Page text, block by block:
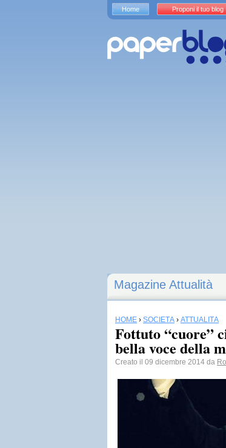
Magazine Attualità
HOME › SOCIETÀ › ATTUALITÀ
Fottuto “cuore”
bella voce della
Creato il 09 dicembre 2014 da
Home Proponi il tuo blog